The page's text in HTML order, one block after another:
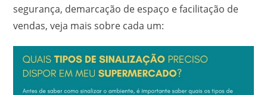
segurança, demarcação de espaço e facilitação de
vendas, veja mais sobre cada um: